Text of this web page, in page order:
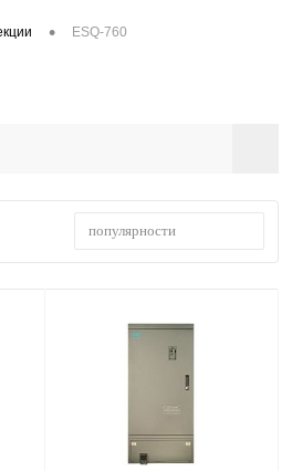
• ESQ-760
популярности